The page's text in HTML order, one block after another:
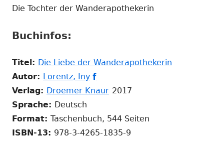
öffnen
Fenster
Die Tochter der Wanderapothekerin
Buchinfos:
Titel: Die Liebe der Wanderapothekerin
Autor: Lorentz, Iny In
neuem
öffnen

neuem
öffnen
Verlag: Droemer Knaur In
Fenster
öffnen
2017
Sprache: Deutsch
Format: Taschenbuch, 544 Seiten
ISBN-13: 978-3-4265-1835-9